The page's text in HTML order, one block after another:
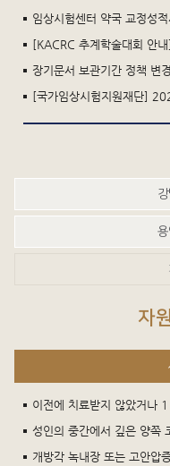
장기문서 보관기간 정책 변
자